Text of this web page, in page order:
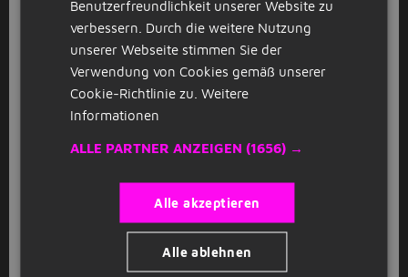
Radiologie-Assistenz. Ganz schön viele Möglichkeiten,
oder? Wenn du schon eine dieser Ausbildungen
abgeschlossen hast und nun auf Jobbird nach deinem
ersten Job suchst, können wir dir sicherlich viel
schon bald das theoretisch erlernte Wissen aus deiner
Ausbildung in der Praxis umsetzen. Dazu musst du
Stellenangebote bewerben!
Klinik Stellenangebote
Bewirb dich auf eines unserer Klinik Stellenangebote
Benutzerfreundlichkeit unserer Website zu
verbessern. Durch die weitere Nutzung
unserer Webseite stimmen Sie der
Verwendung von Cookies gemäß unserer
Cookie-Richtlinie zu. Weitere
Informationen
ALLE PARTNER ANZEIGEN (1656) →
Alle akzeptieren
Alle ablehnen